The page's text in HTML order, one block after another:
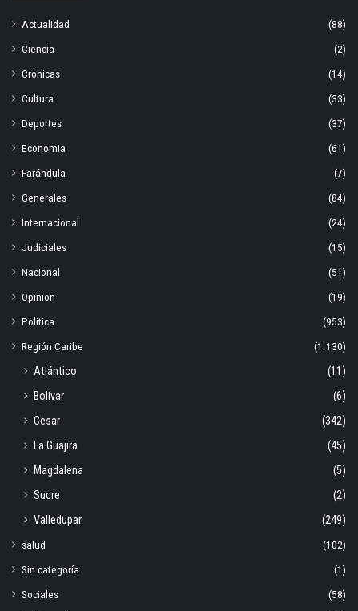
Actualidad
(88)
Ciencia
(2)
Crónicas
(14)
Cultura
(33)
Deportes
(37)
Economia
(61)
Farándula
(7)
Generales
(84)
Internacional
(24)
Judiciales
(15)
Nacional
(51)
Opinion
(19)
Política
(953)
Región Caribe
(1.130)
Atlántico
(11)
Bolívar
(6)
Cesar
(342)
La Guajira
(45)
Magdalena
(5)
Sucre
(2)
Valledupar
(249)
salud
(102)
Sin categoría
(1)
Sociales
(58)